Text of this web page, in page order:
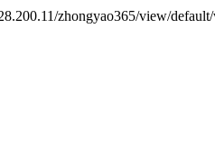
zhongyao365/view/default/